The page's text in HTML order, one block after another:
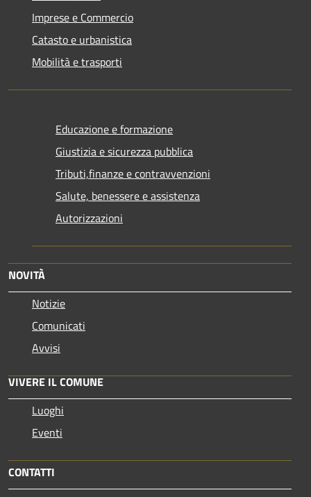
Imprese e Commercio
Catasto e urbanistica
Mobilità e trasporti
Educazione e formazione
Giustizia e sicurezza pubblica
Tributi,finanze e contravvenzioni
Salute, benessere e assistenza
Autorizzazioni
NOVITÀ
Notizie
Comunicati
Avvisi
VIVERE IL COMUNE
Luoghi
Eventi
CONTATTI